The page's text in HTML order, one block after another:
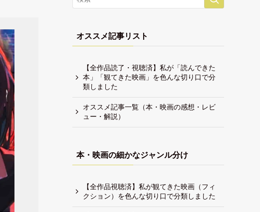
オススメ記事リスト
【全作品読了・視聴済】私が「読んできた
本」「観てきた映画」を色んな切り口で分
類しました
オススメ記事一覧（本・映画の感想・レビ
ュー・解説）
本・映画の細かなジャンル分け
【全作品視聴済】私が観てきた映画（フィ
クション）を色んな切り口で分類しました